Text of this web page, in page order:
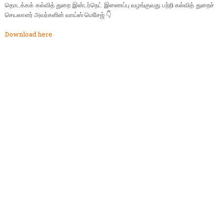
தொடக்கக் கல்வித் துறை இன்டர்நெட் இணைப்பு வழங்குவது பற்றி கல்வித் துறைச்
செயலாளர் அவர்களின் வாய்ஸ் மெசேஜ் 👇
Download here